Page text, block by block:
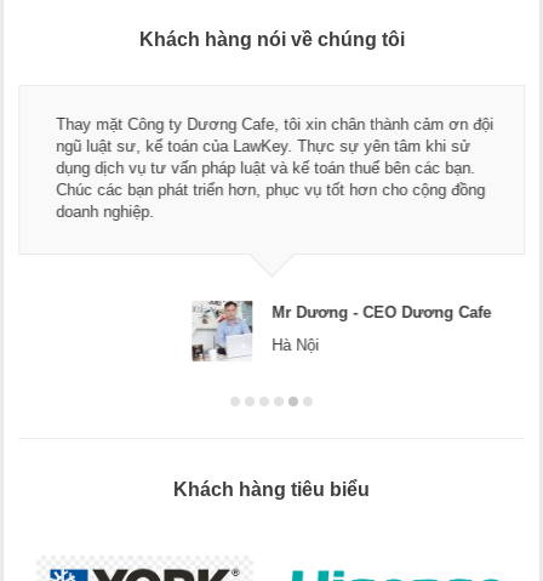
Khách hàng nói về chúng tôi
Thay mặt Công ty Dương Cafe, tôi xin chân thành cảm ơn đội
ngũ luật sư, kế toán của LawKey. Thực sự yên tâm khi sử
dụng dịch vụ tư vấn pháp luật và kế toán thuế bên các bạn.
Chúc các bạn phát triển hơn, phục vụ tốt hơn cho cộng đồng
doanh nghiệp.
Mr Dương - CEO Dương Cafe
Hà Nội
Khách hàng tiêu biểu